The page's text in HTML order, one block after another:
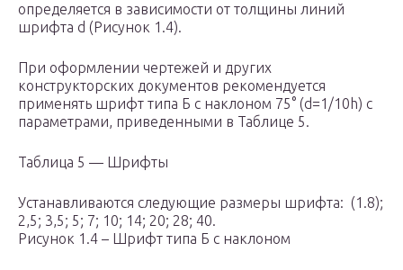
определяется в зависимости от толщины линий
шрифта d (Рисунок 1.4).
При оформлении чертежей и других
конструкторских документов рекомендуется
применять шрифт типа Б с наклоном 75° (d=1/10h) с
параметрами, приведенными в Таблице 5.
Таблица 5 — Шрифты
Устанавливаются следующие размеры шрифта: (1.8);
2,5; 3,5; 5; 7; 10; 14; 20; 28; 40.
Рисунок 1.4 – Шрифт типа Б с наклоном